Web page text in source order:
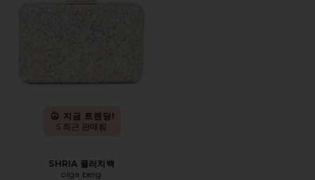
지금 트렌딩!
5 최근 판매됨
SHRIA 클러치백
olga berg